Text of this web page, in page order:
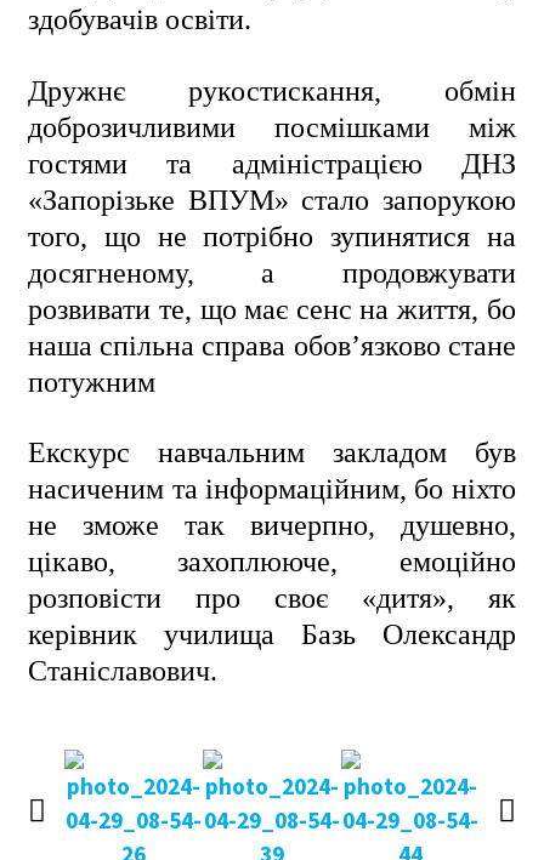
здобувачів освіти.
ㅤㅤДружнє рукостискання, обмін
доброзичливими посмішками між
гостями та адміністрацією ДНЗ
«Запорізьке ВПУМ» стало запорукою
того, що не потрібно зупинятися на
досягненому, а продовжувати
розвивати те, що має сенс на життя, бо
наша спільна справа обов’язково стане
потужним
ㅤㅤЕкскурс навчальним закладом був
насиченим та інформаційним, бо ніхто
не зможе так вичерпно, душевно,
цікаво, захоплююче, емоційно
розповісти про своє «дитя», як
керівник училища Базь Олександр
Станіславович.